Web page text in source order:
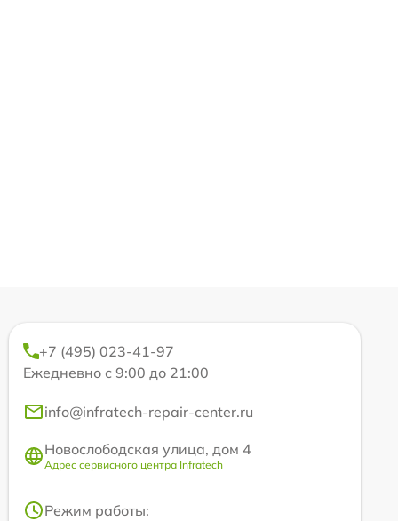
+7 (495) 023-41-97
Ежедневно с 9:00 до 21:00
info@infratech-repair-center.ru
Новослободская улица, дом 4
Адрес сервисного центра Infratech
Режим работы: